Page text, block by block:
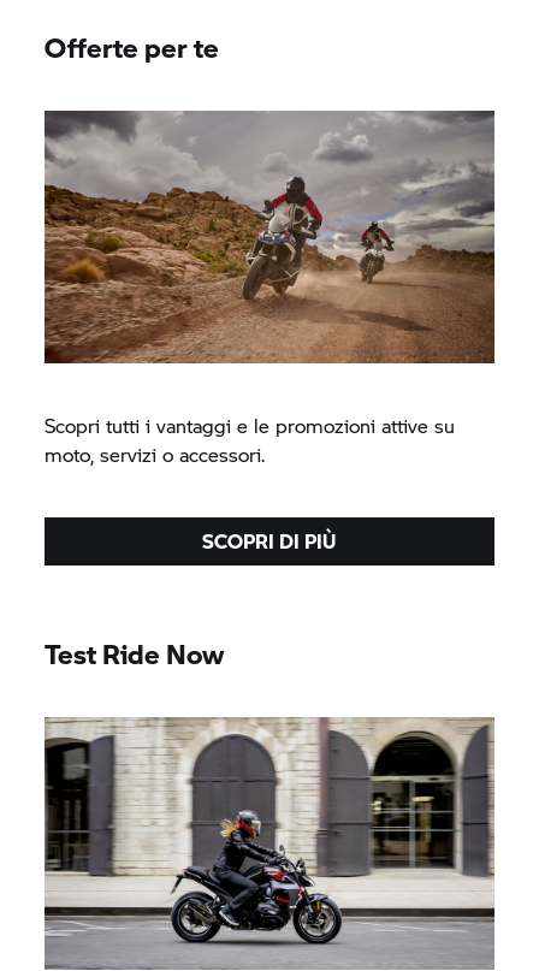
Offerte per te
Scopri tutti i vantaggi e le promozioni attive su
moto, servizi o accessori.
SCOPRI DI PIÙ
Test Ride Now